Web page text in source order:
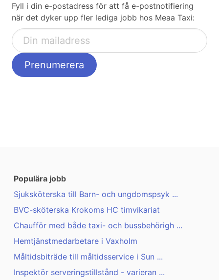
Fyll i din e-postadress för att få e-postnotifiering
när det dyker upp fler lediga jobb hos Meaa Taxi:
Populära jobb
Sjuksköterska till Barn- och ungdomspsyk ...
BVC-sköterska Krokoms HC timvikariat
Chaufför med både taxi- och bussbehörigh ...
Hemtjänstmedarbetare i Vaxholm
Måltidsbiträde till måltidsservice i Sun ...
Inspektör serveringstillstånd - varieran ...